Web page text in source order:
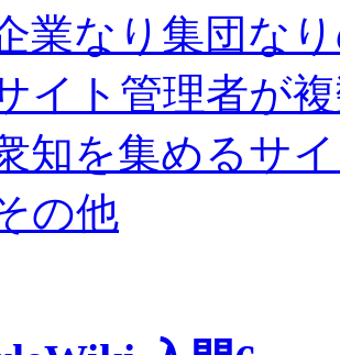
業なり集団な
イト管理者が
知を集めるサ
の他